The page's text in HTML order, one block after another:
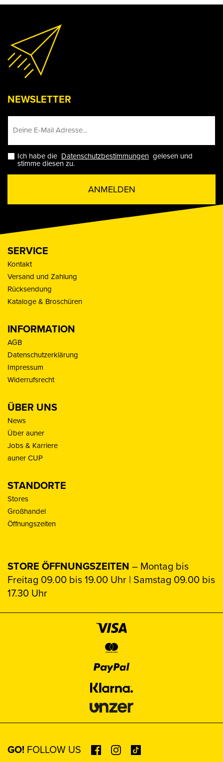
NEWSLETTER
Ich habe die Datenschutzbestimmungen gelesen und
stimme diesen zu.
ANMELDEN
SERVICE
Kontakt
Versand und Zahlung
Rücksendung
Kataloge & Broschüren
INFORMATION
AGB
Datenschutzerklärung
Impressum
Widerrufsrecht
ÜBER UNS
News
Über auner
Jobs & Karriere
auner CUP
STANDORTE
Stores
Großhandel
Öffnungszeiten
STORE ÖFFNUNGSZEITEN – Montag bis
Freitag 09.00 bis 19.00 Uhr | Samstag 09.00 bis
17.30 Uhr
GO! FOLLOW US